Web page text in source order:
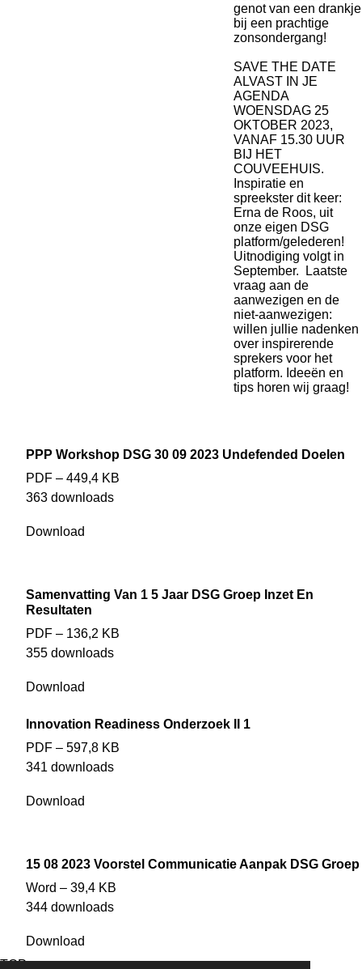
genot van een drankje
bij een prachtige
zonsondergang!
SAVE THE DATE
ALVAST IN JE
AGENDA
WOENSDAG 25
OKTOBER 2023,
VANAF 15.30 UUR
BIJ HET
COUVEEHUIS.
Inspiratie en
spreekster dit keer:
Erna de Roos, uit
onze eigen DSG
platform/gelederen!
Uitnodiging volgt in
September. Laatste
vraag aan de
aanwezigen en de
niet-aanwezigen:
willen jullie nadenken
over inspirerende
sprekers voor het
platform. Ideeën en
tips horen wij graag!
PPP Workshop DSG 30 09 2023 Undefended Doelen
PDF – 449,4 KB
363 downloads
Download
Samenvatting Van 1 5 Jaar DSG Groep Inzet En
Resultaten
PDF – 136,2 KB
355 downloads
Download
Innovation Readiness Onderzoek II 1
PDF – 597,8 KB
341 downloads
Download
15 08 2023 Voorstel Communicatie Aanpak DSG Groep
Word – 39,4 KB
344 downloads
Download
TOP